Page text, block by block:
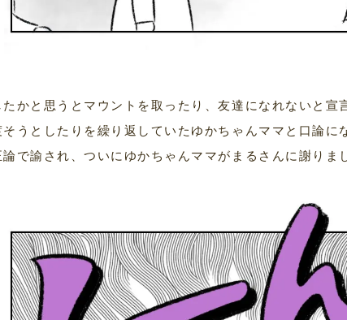
たかと思うとマウントを取ったり、友達になれないと
うとしたりを繰り返していたゆかちゃんママと口論に
で諭され、ついにゆかちゃんママがまるさんに謝りま